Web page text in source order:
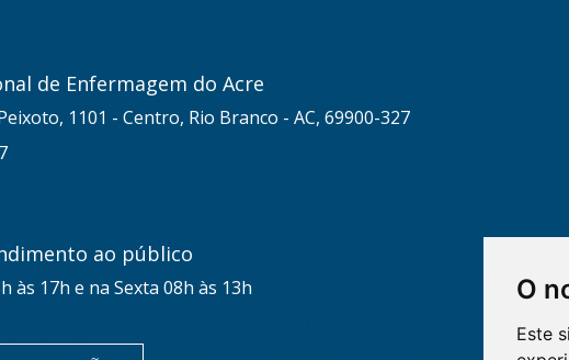
O
Este
de Enfermagem do Acre
1101 - Centro, Rio Branco - AC, 69900-327
ao público
às 17h e na Sexta 08h às 13h